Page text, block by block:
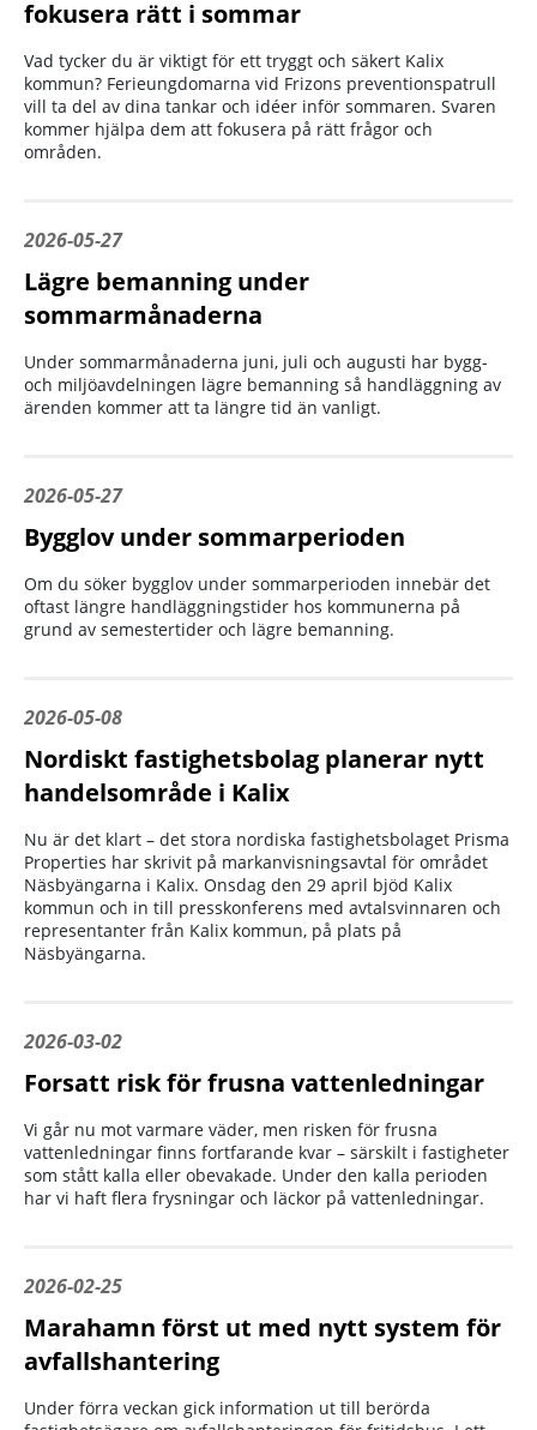
fokusera rätt i sommar
Vad tycker du är viktigt för ett tryggt och säkert Kalix
kommun? Ferieungdomarna vid Frizons preventionspatrull
vill ta del av dina tankar och idéer inför sommaren. Svaren
kommer hjälpa dem att fokusera på rätt frågor och
områden.
2026-05-27
Lägre bemanning under
sommarmånaderna
Under sommarmånaderna juni, juli och augusti har bygg-
och miljöavdelningen lägre bemanning så handläggning av
ärenden kommer att ta längre tid än vanligt.
2026-05-27
Bygglov under sommarperioden
Om du söker bygglov under sommarperioden innebär det
oftast längre handläggningstider hos kommunerna på
grund av semestertider och lägre bemanning.
2026-05-08
Nordiskt fastighetsbolag planerar nytt
handelsområde i Kalix
Nu är det klart – det stora nordiska fastighetsbolaget Prisma
Properties har skrivit på markanvisningsavtal för området
Näsbyängarna i Kalix. Onsdag den 29 april bjöd Kalix
kommun och in till presskonferens med avtalsvinnaren och
representanter från Kalix kommun, på plats på
Näsbyängarna.
2026-03-02
Forsatt risk för frusna vattenledningar
Vi går nu mot varmare väder, men risken för frusna
vattenledningar finns fortfarande kvar – särskilt i fastigheter
som stått kalla eller obevakade. Under den kalla perioden
har vi haft flera frysningar och läckor på vattenledningar.
2026-02-25
Marahamn först ut med nytt system för
avfallshantering
Under förra veckan gick information ut till berörda